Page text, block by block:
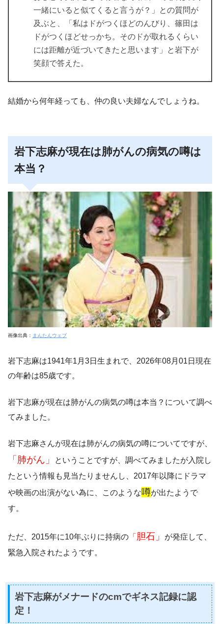
一緒にいると似てくると言うが？」との質問が
及ぶと、「私はドがつくほどのんびり、篠田は
ドがつくほどせっかち。そのドが取れるくらい
には距離が近づいてきたと思います」と岩下が
笑顔で答えた。
結婚から何年経っても、仲の良い夫婦なんでしょうね。
岩下志麻が現在は肺がんの病気の噂は
本当？
画像出典： まんたんウェブ
岩下志麻は1941年1月3日生まれで、2026年08月01日現在
の年齢は85歳です。
岩下志麻が現在は肺がんの病気の噂は本当？ について調べ
てみました。
岩下志麻さんが現在は肺がんの病気の噂についてですが、
「肺がん」
ということですが、調べてみましたが入院し
たという情報も見当たりませんし、2017年以降にドラマ
や映画の出演がない為に、このような噂が出たようで
す。
ただ、 2015年に10年ぶりに持病の 「 胆石」
が発症して、
緊急入院されたようです。
岩下志麻がメナードのcmでギネス記録に認
定！